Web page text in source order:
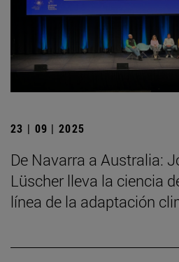
23 | 09 | 2025
De Navarra a Australia:
Lüscher lleva la ciencia
línea de la adaptación